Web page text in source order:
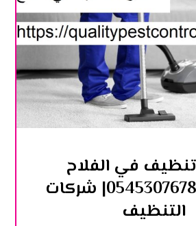
في الفلاح
ابوظبي |0545307678| شركات
التنظيف